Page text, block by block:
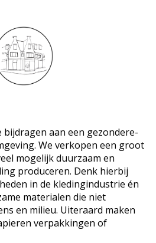
bijdragen aan een gezondere-
We verkopen een groot
mogelijk duurzaam en
produceren. Denk hierbij
in de kledingindustrie én
materialen die niet
en milieu. Uiteraard maken
verpakkingen of